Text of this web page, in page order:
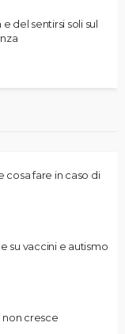
del sentirsi soli sul
cosa fare in caso di
su vaccini e autismo
non cresce